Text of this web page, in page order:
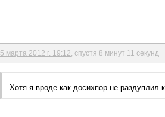
5 марта 2012 г. 19:12 , спустя 8 минут 11 секунд
Хотя я вроде как досихпор не